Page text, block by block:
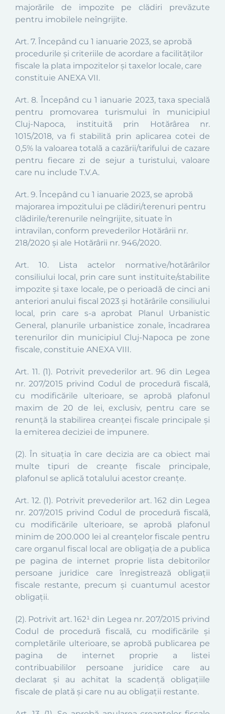
majorările de impozite pe clădiri prevăzute
pentru imobilele neîngrijite.
Art. 7. Începând cu 1 ianuarie 2023, se aprobă
procedurile şi criteriile de acordare a facilităţilor
fiscale la plata impozitelor şi taxelor locale, care
constituie ANEXA VII.
Art. 8. Începând cu 1 ianuarie 2023, taxa specială
pentru promovarea turismului în municipiul
Cluj-Napoca, instituită prin Hotărârea nr.
1015/2018, va fi stabilită prin aplicarea cotei de
0,5% la valoarea totală a cazării/tarifului de cazare
pentru fiecare zi de sejur a turistului, valoare
care nu include T.V.A.
Art. 9. Începând cu 1 ianuarie 2023, se aprobă
majorarea impozitului pe clădiri/terenuri pentru
clădirile/terenurile neîngrijite, situate în
intravilan, conform prevederilor Hotărârii nr.
218/2020 și ale Hotărârii nr. 946/2020.
Art. 10. Lista actelor normative/hotărârilor
consiliului local, prin care sunt instituite/stabilite
impozite şi taxe locale, pe o perioadă de cinci ani
anteriori anului fiscal 2023 și hotărârile consiliului
local, prin care s-a aprobat Planul Urbanistic
General, planurile urbanistice zonale, încadrarea
terenurilor din municipiul Cluj-Napoca pe zone
fiscale, constituie ANEXA VIII.
Art. 11. (1). Potrivit prevederilor art. 96 din Legea
nr. 207/2015 privind Codul de procedură fiscală,
cu modificările ulterioare, se aprobă plafonul
maxim de 20 de lei, exclusiv, pentru care se
renunţă la stabilirea creanţei fiscale principale şi
la emiterea deciziei de impunere.
(2). În situaţia în care decizia are ca obiect mai
multe tipuri de creanţe fiscale principale,
plafonul se aplică totalului acestor creanţe.
Art. 12. (1). Potrivit prevederilor art. 162 din Legea
nr. 207/2015 privind Codul de procedură fiscală,
cu modificările ulterioare, se aprobă plafonul
minim de 200.000 lei al creanţelor fiscale pentru
care organul fiscal local are obligaţia de a publica
pe pagina de internet proprie lista debitorilor
persoane juridice care înregistrează obligaţii
fiscale restante, precum şi cuantumul acestor
obligaţii.
(2). Potrivit art. 162¹ din Legea nr. 207/2015 privind
Codul de procedură fiscală, cu modificările și
completările ulterioare, se aprobă publicarea pe
pagina de internet proprie a listei
contribuabililor persoane juridice care au
declarat și au achitat la scadență obligațiile
fiscale de plată și care nu au obligații restante.